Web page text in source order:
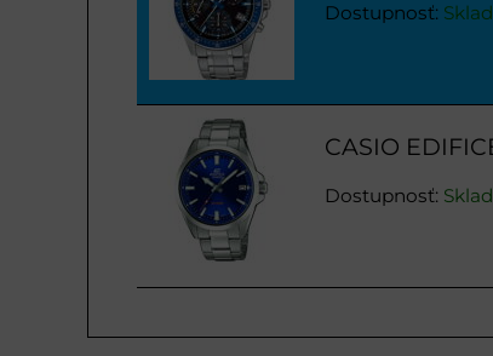
Dostupnosť:
CASIO
Dostupnosť: